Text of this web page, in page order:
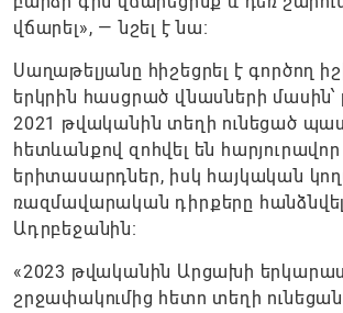
վճարել», — նշել է նա։
Սաղաթելյանը հիշեցրել է գործող
երկրին հասցրած վնասների մասին՝
2021 թվականին տեղի ունեցած
հետևանքով զոհվել են հարյուրավոր
երիտասարդներ, իսկ հայկական
ռազմավարական դիրքերը
Ադրբեջանին։
«2023 թվականին Արցախի
շրջափակումից հետո տեղի